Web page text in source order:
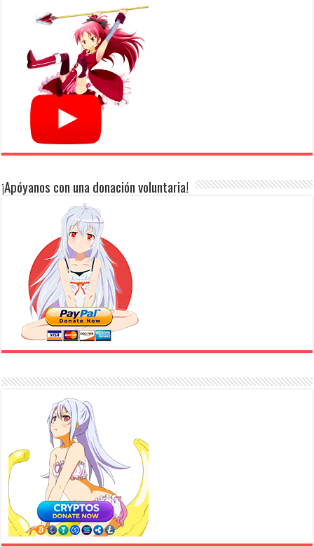
¡Apóyanos con una donación voluntaria!